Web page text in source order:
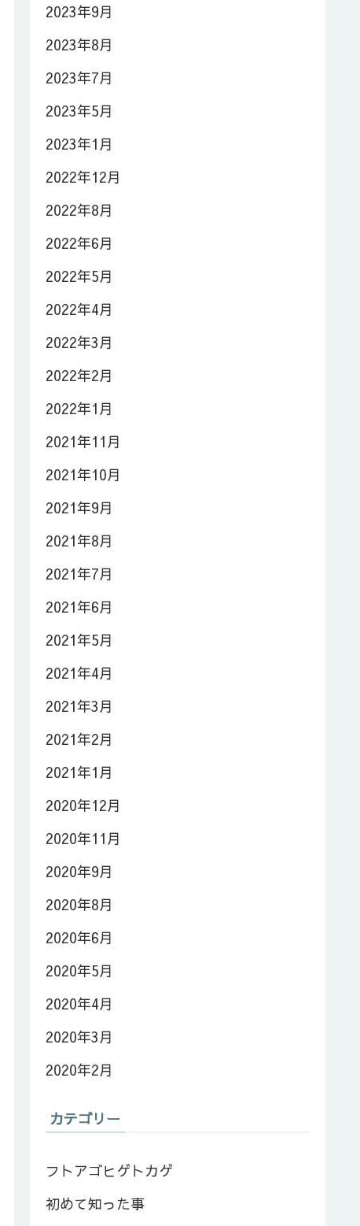
2023年9月
2023年8月
2023年7月
2023年5月
2023年1月
2022年12月
2022年8月
2022年6月
2022年5月
2022年4月
2022年3月
2022年2月
2022年1月
2021年11月
2021年10月
2021年9月
2021年8月
2021年7月
2021年6月
2021年5月
2021年4月
2021年3月
2021年2月
2021年1月
2020年12月
2020年11月
2020年9月
2020年8月
2020年6月
2020年5月
2020年4月
2020年3月
2020年2月
カテゴリー
フトアゴヒゲトカゲ
初めて知った事